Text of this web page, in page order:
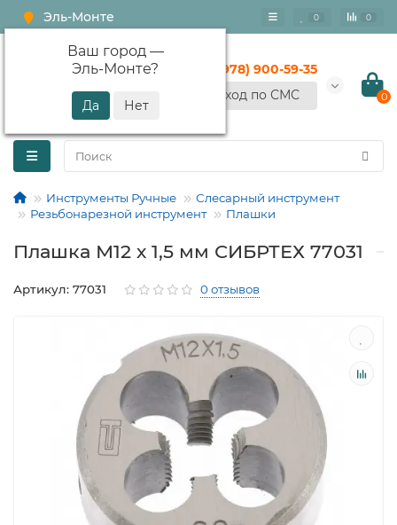
Эль-Монте
Ваш город —
Эль-Монте?
0 0
+7 (978) 900-59-35
Вход по СМС
0
Инструменты Ручные
Слесарный инструмент
Резьбонарезной инструмент
Плашки
Плашка М12 х 1,5 мм СИБРТЕХ 77031
Артикул: 77031 0 отзывов